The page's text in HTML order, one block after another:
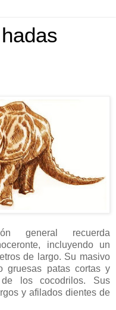
general recuerda
incluyendo un
de largo. Su masivo
gruesas patas cortas y
los cocodrilos. Sus
y afilados dientes de